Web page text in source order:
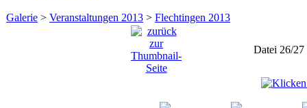
Galerie > Veranstaltungen 2013 > Flechtingen 2013
Datei 26/27